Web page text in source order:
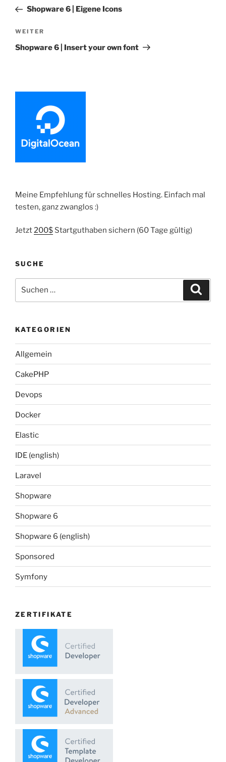
Beitrag
Shopware 6 | Eigene Icons
Nächster
Beitrag
WEITER
Shopware 6 | Insert your own font
Meine Empfehlung für schnelles Hosting. Einfach mal
testen, ganz zwanglos :)
Jetzt200$ Startguthaben sichern (60 Tage gültig)
SUCHE
nach:
KATEGORIEN
Allgemein
CakePHP
Devops
Docker
Elastic
IDE (english)
Laravel
Shopware
Shopware 6
Shopware 6 (english)
Sponsored
Symfony
ZERTIFIKATE